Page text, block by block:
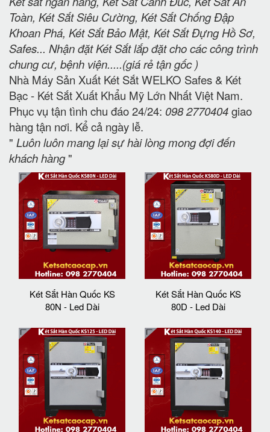
Toàn, Két Sắt Siêu Cường, Két Sắt Chống Đập
Khoan Phá, Két Sắt Bảo Mật, Két Sắt Đựng Hồ Sơ,
Safes... Nhận đặt Két Sắt lắp đặt cho các công trình
chung cư, bệnh viện.....(giá rẻ tận gốc )
Nhà Máy Sản Xuất Két Sắt WELKO Safes & Két
Bạc - Két Sắt Xuất Khẩu Mỹ Lớn Nhất Việt Nam.
Phục vụ tận tình chu đáo 24/24: 098 2770404giao
hàng tận nơi. Kể cả ngày lễ.
" Luôn luôn mang lại sự hài lòng mong đợi đến
khách hàng"
Két Sắt Hàn Quốc KS
80N - Led Dài
Két Sắt Hàn Quốc KS
80D - Led Dài